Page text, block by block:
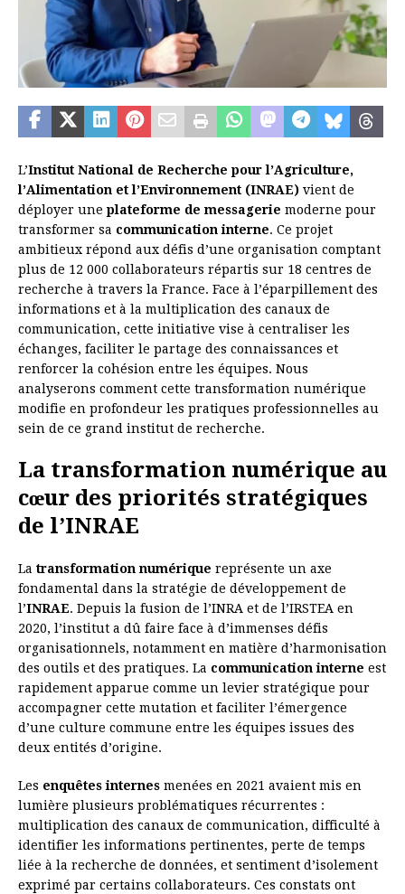
L’Institut National de Recherche pour l’Agriculture,
l’Alimentation et l’Environnement (INRAE) vient de
déployer une plateforme de messagerie moderne pour
transformer sa communication interne. Ce projet
ambitieux répond aux défis d’une organisation comptant
plus de 12 000 collaborateurs répartis sur 18 centres de
recherche à travers la France. Face à l’éparpillement des
informations et à la multiplication des canaux de
communication, cette initiative vise à centraliser les
échanges, faciliter le partage des connaissances et
renforcer la cohésion entre les équipes. Nous
analyserons comment cette transformation numérique
modifie en profondeur les pratiques professionnelles au
sein de ce grand institut de recherche.
La transformation numérique au
cœur des priorités stratégiques
de l’INRAE
La transformation numérique représente un axe
fondamental dans la stratégie de développement de
l’INRAE. Depuis la fusion de l’INRA et de l’IRSTEA en
2020, l’institut a dû faire face à d’immenses défis
organisationnels, notamment en matière d’harmonisation
des outils et des pratiques. La communication interne est
rapidement apparue comme un levier stratégique pour
accompagner cette mutation et faciliter l’émergence
d’une culture commune entre les équipes issues des
deux entités d’origine.
Les enquêtes internes menées en 2021 avaient mis en
lumière plusieurs problématiques récurrentes :
multiplication des canaux de communication, difficulté à
identifier les informations pertinentes, perte de temps
liée à la recherche de données, et sentiment d’isolement
exprimé par certains collaborateurs. Ces constats ont